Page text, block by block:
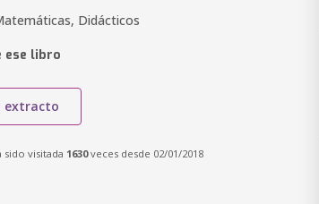
Didácticos
ese libro
extracto
sido visitada 1630veces desde 02/01/2018